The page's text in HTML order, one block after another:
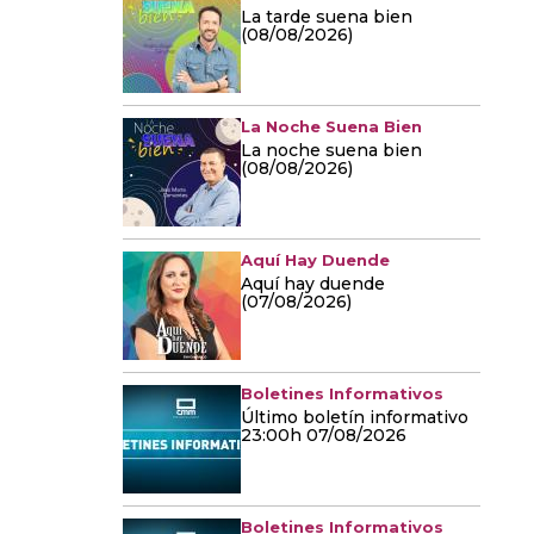
La tarde suena bien
(08/08/2026)
La Noche Suena Bien
La noche suena bien
(08/08/2026)
Aquí Hay Duende
Aquí hay duende
(07/08/2026)
Boletines Informativos
Último boletín informativo
23:00h 07/08/2026
Boletines Informativos